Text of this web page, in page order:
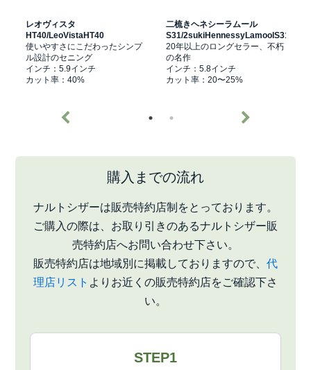
レオヴィスタ
HT40/LeoVistaHT40
使いやすさにこだわったシンプ
ル設計のセニング
インチ：5.9インチ
カット率：40%
二梳きヘネシーラムール
S31/2sukiHennessyLamoolS31
20年以上のロングセラー、不朽
の名作
インチ：5.8インチ
カット率：20〜25%
購入までの流れ
ナルトシザーは販売特約店制をとっております。
ご購入の際は、お取り引きのあるナルトシザー販
売特約店へお問い合わせ下さい。
販売特約店は地域別に掲載しておりますので、 代
理店リスト よりお近くの販売特約店をご確認下さ
い。
STEP1